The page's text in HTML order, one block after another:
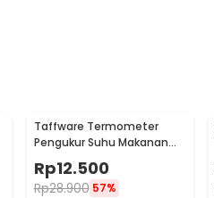
Taffware Termometer
Pengukur Suhu Makanan
TP101
Rp12.500
Rp28.900 57%